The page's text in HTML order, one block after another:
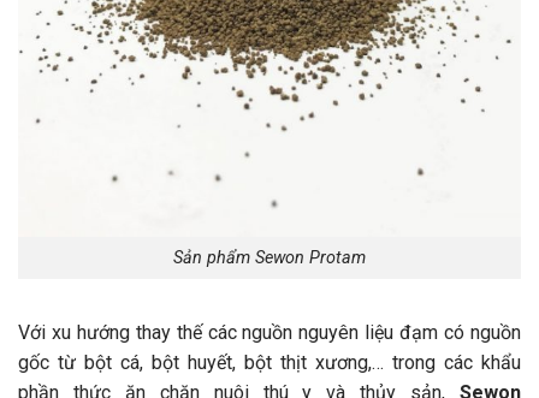
Sản phẩm Sewon Protam
Với xu hướng thay thế các nguồn nguyên liệu đạm có nguồn
gốc từ bột cá, bột huyết, bột thịt xương,… trong các khẩu
phần thức ăn chăn nuôi thú y và thủy sản, Sewon